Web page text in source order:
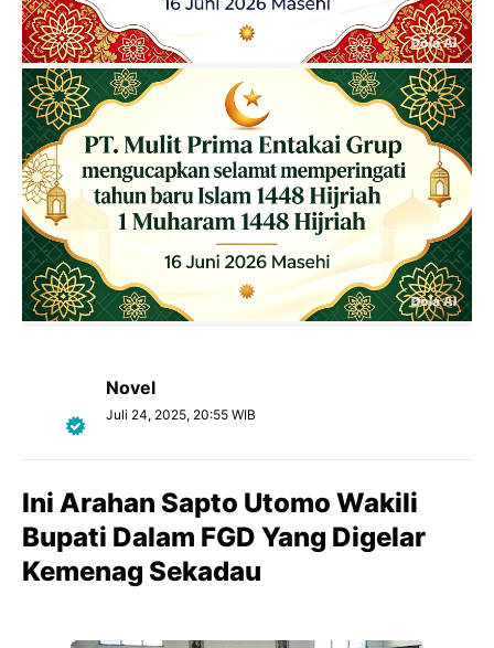
Novel
Juli 24, 2025, 20:55 WIB
Ini Arahan Sapto Utomo Wakili
Bupati Dalam FGD Yang Digelar
Kemenag Sekadau